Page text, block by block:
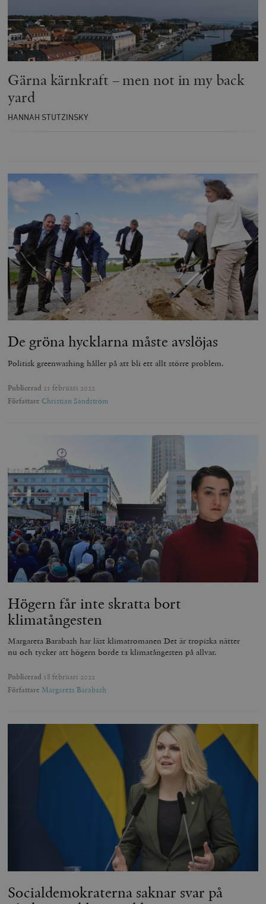
Gärna kärnkraft – men not in my back
yard
HANNAH STUTZINSKY
De gröna hycklarna måste avslöjas
Politisk greenwashing håller på att bli ett allt större problem.
Publicerad 21 februari 2022
Författare Christian Sandström
Högern får inte skratta bort
klimatångesten
Margareta Barabash har läst klimatromanen Det är tropiska nätter
nu och tycker att högern borde ta klimatångesten på allvar.
Publicerad 18 februari 2022
Författare Margareta Barabash
Socialdemokraterna saknar svar på